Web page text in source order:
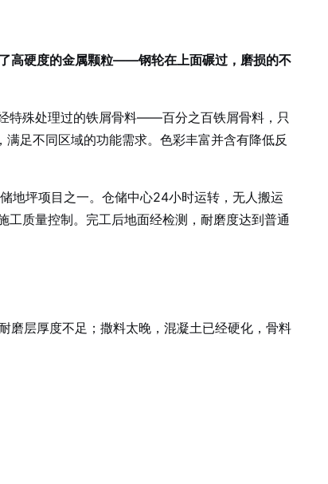
高硬度的金属颗粒——钢轮在上面碾过，磨损的不
特殊处理过的铁屑骨料——百分之百铁屑骨料，只
足不同区域的功能需求。色彩丰富并含有降低反
地坪项目之一。仓储中心24小时运转，无人搬运
质量控制。完工后地面经检测，耐磨度达到普通
磨层厚度不足；撒料太晚，混凝土已经硬化，骨料